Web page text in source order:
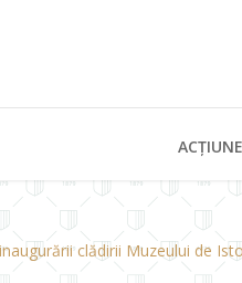
clădirii Muzeului de